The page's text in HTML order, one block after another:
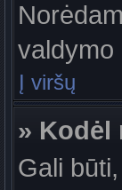
valdymo
Į viršų
» Kodėl
Gali